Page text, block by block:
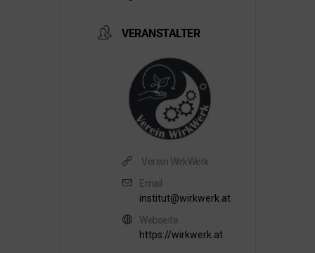
VERANSTALTER
Verein WirkWerk
Email
institut@wirkwerk.at
Webseite
https://wirkwerk.at